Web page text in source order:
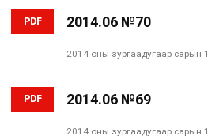
PDF 2014.06 №70
2014 оны зургаадугаар сарын 1
PDF 2014.06 №69
2014 оны зургаадугаар сарын 1